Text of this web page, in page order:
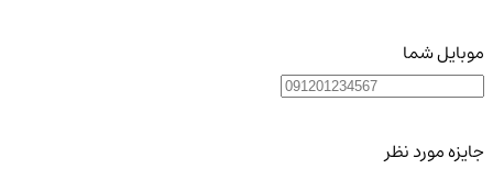
موبایل شما
جایزه مورد نظر